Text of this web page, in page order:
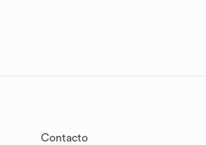
Contacto